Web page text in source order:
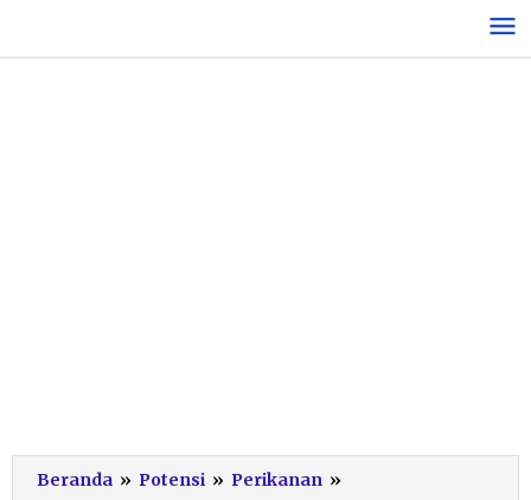
konten
Beranda » Potensi » Perikanan »